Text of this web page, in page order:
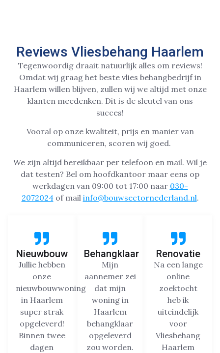
Reviews Vliesbehang Haarlem
Tegenwoordig draait natuurlijk alles om reviews!
Omdat wij graag het beste vlies behangbedrijf in
Haarlem willen blijven, zullen wij we altijd met onze
klanten meedenken. Dit is de sleutel van ons
succes!
Vooral op onze kwaliteit, prijs en manier van
communiceren, scoren wij goed.
We zijn altijd bereikbaar per telefoon en mail. Wil je
dat testen? Bel om hoofdkantoor maar eens op
werkdagen van 09:00 tot 17:00 naar 030-
2072024of mail info@bouwsectornederland.nl.
Nieuwbouw
Jullie hebben
onze
nieuwbouwwoning
in Haarlem
super strak
opgeleverd!
Binnen twee
dagen
Behangklaar
Mijn
aannemer zei
dat mijn
woning in
Haarlem
behangklaar
opgeleverd
zou worden.
Renovatie
Na een lange
online
zoektocht
heb ik
uiteindelijk
voor
Vliesbehang
Haarlem